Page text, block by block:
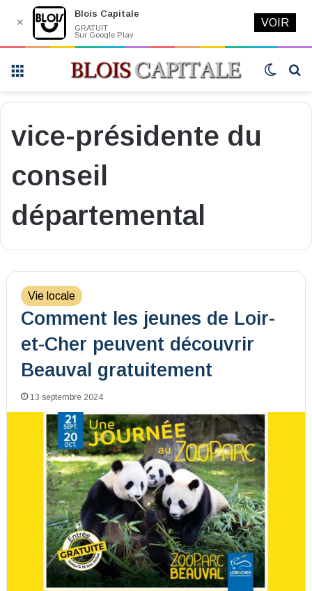
Switch
vice-présidente du
conseil
départemental
Vie locale
Comment les jeunes de Loir-
et-Cher peuvent découvrir
Beauval gratuitement
13 septembre 2024
✕
Blois Capitale
GRATUIT
Sur Google Play
VOIR